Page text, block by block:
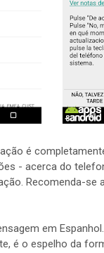
é
- acerca do
Recomenda-se
em
é o espelho da